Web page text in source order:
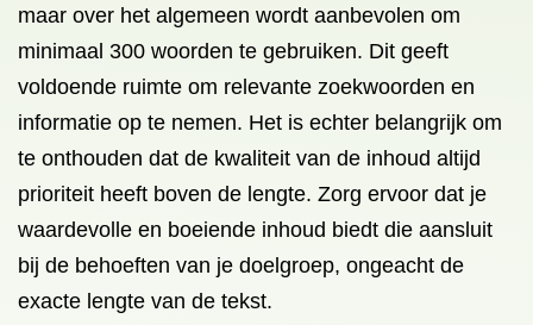
maar over het algemeen wordt aanbevolen om
minimaal 300 woorden te gebruiken. Dit geeft
voldoende ruimte om relevante zoekwoorden en
informatie op te nemen. Het is echter belangrijk om
te onthouden dat de kwaliteit van de inhoud altijd
prioriteit heeft boven de lengte. Zorg ervoor dat je
waardevolle en boeiende inhoud biedt die aansluit
bij de behoeften van je doelgroep, ongeacht de
exacte lengte van de tekst.